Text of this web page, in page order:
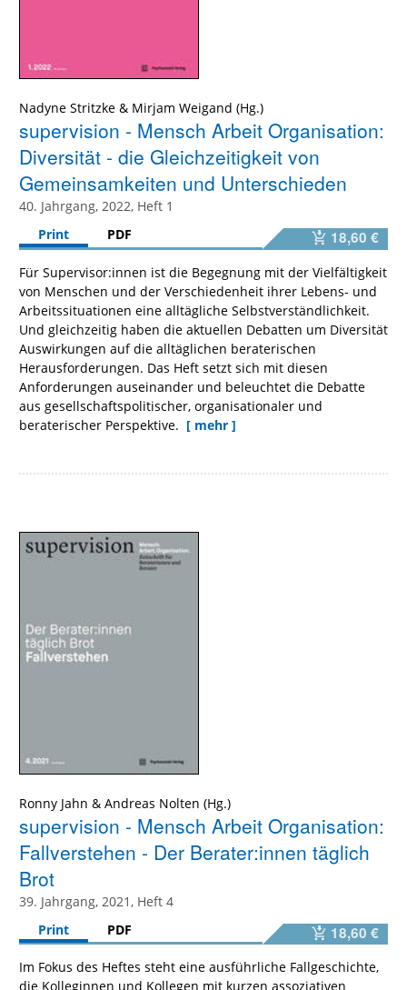
Nadyne Stritzke & Mirjam Weigand
supervision - Mensch Arbeit Organisation:
Diversität - die Gleichzeitigkeit von
Gemeinsamkeiten und Unterschieden
40. Jahrgang, 2022, Heft 1
Print
PDF 18,60 €
Für Supervisor:innen ist die Begegnung mit der Vielfältigkeit
von Menschen und der Verschiedenheit ihrer Lebens- und
Arbeitssituationen eine alltägliche Selbstverständlichkeit.
Und gleichzeitig haben die aktuellen Debatten um Diversität
Auswirkungen auf die alltäglichen beraterischen
Herausforderungen. Das Heft setzt sich mit diesen
Anforderungen auseinander und beleuchtet die Debatte
aus gesellschaftspolitischer, organisationaler und
beraterischer Perspektive. [ mehr ]
Ronny Jahn & Andreas Nolten
supervision - Mensch Arbeit Organisation:
Fallverstehen - Der Berater:innen täglich
Brot
39. Jahrgang, 2021, Heft 4
Print
PDF 18,60 €
Im Fokus des Heftes steht eine ausführliche Fallgeschichte,
die Kolleginnen und Kollegen mit kurzen assoziativen